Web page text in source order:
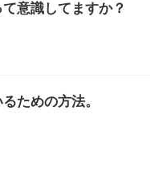
意識してますか？
ための方法。